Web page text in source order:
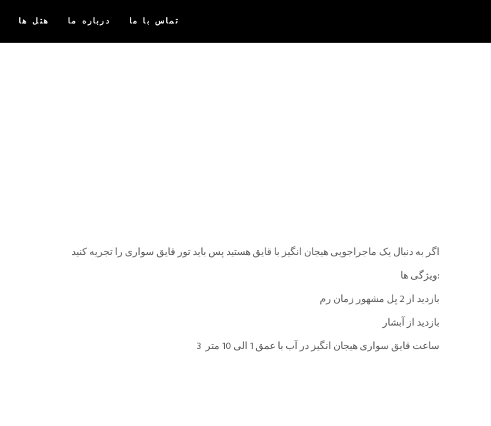
هتل ها درباره ما تماس با ما
اگر به دنبال یک ماجراجویی هیجان انگیز با قایق هستید پس باید تور قایق سواری را تجریه کنید
ویژگی ها:
بازدید از 2 پل مشهور زمان رم
بازدید از آبشار
3 ساعت قایق سواری هیجان انگیز در آب با عمق 1 الی 10 متر